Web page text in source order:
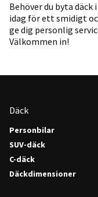
Behöver du byta däck
idag för ett smidigt
ge dig personlig
Välkommen in!
Däck
Personbilar
SUV-däck
C-däck
Däckdimensioner